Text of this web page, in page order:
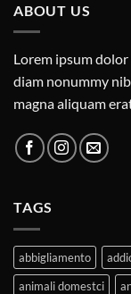
ABOUT US
Lorem ipsum
diam nonummy
magna aliquam
TAGS
abbigliamento
animali domestci